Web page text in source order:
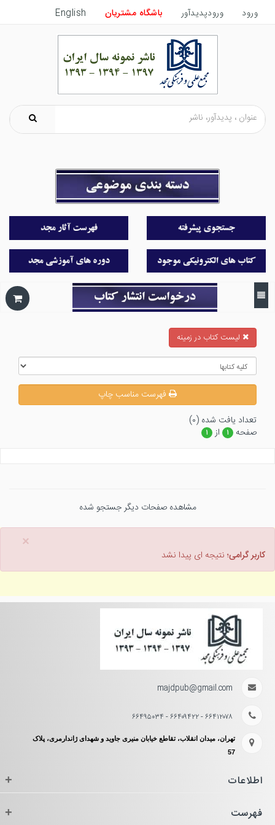
ورود ورودپدیدآور باشگاه مشتریان English
ليست كتاب در زمينه
فهرست مناسب چاپ
تعداد يافت شده (۰)
صفحه
۱ از ۱
مشاهده صفحات دیگر جستجو شده
×
کاربر گرامی؛ نتیجه ای پیدا نشد
majdpub@gmail.com
۶۶۴۱۲۰۷۸ - ۶۶۴۰۹۴۲۲ - ۶۶۴۹۵۰۳۴
تهران، میدان انقلاب، تقاطع خیابان منیری جاوید و شهدای ژاندارمری، پلاک
57
اطلاعات +
فهرست +